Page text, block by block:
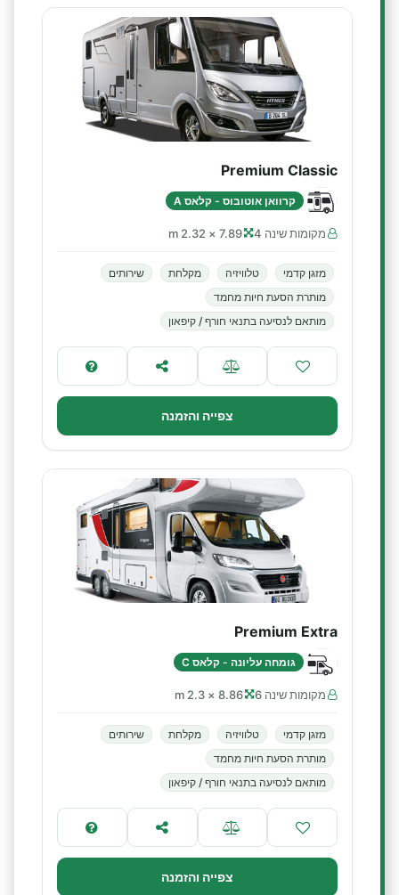
Premium Classic
קרוואן אוטובוס - קלאס A
מקומות שינה 4 7.89 × 2.32 m
מזגן קדמי טלוויזיה מקלחת
שירותים
מותרת הסעת חיות מחמד
מותאם לנסיעה בתנאי חורף / קיפאון
צפייה והזמנה
Premium Extra
גומחה עליונה - קלאס C
מקומות שינה 6 8.86 × 2.3 m
מזגן קדמי טלוויזיה מקלחת
שירותים
מותרת הסעת חיות מחמד
מותאם לנסיעה בתנאי חורף / קיפאון
צפייה והזמנה